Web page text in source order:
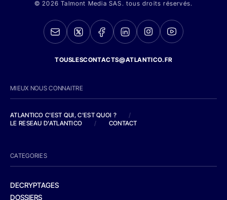
© 2026 Talmont Media SAS. tous droits réservés.
TOUSLESCONTACTS@ATLANTICO.FR
MIEUX NOUS CONNAITRE
ATLANTICO C'EST QUI, C'EST QUOI ?
/
LE RESEAU D'ATLANTICO
/ CONTACT
CATEGORIES
DECRYPTAGES
DOSSIERS